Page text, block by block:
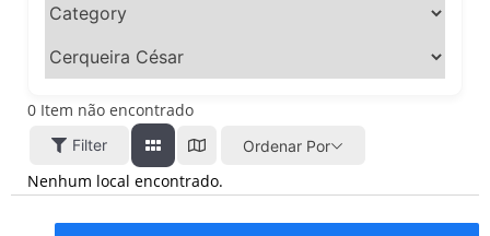
dias 8 e 9 de agosto de 2026
transforma o Bixiga em um
pedaço da Itália durante
em agosto de 2026: festas
exposições, parques e
passeios imperdíveis
0 Item não encontrado
Filter Ordenar Por
Nenhum local encontrado.